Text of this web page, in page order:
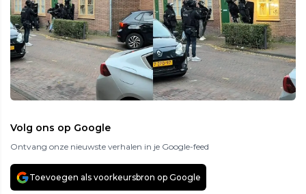
Volg ons op Google
Ontvang onze nieuwste verhalen in je Google-feed
Toevoegen als voorkeursbron op Google